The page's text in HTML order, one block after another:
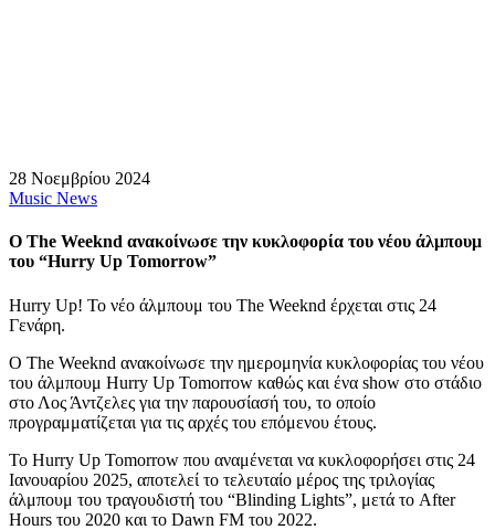
28 Νοεμβρίου 2024
Music News
Ο The Weeknd ανακοίνωσε την κυκλοφορία του νέου άλμπουμ
του “Hurry Up Tomorrow”
Hurry Up! To νέο άλμπουμ του The Weeknd έρχεται στις 24
Γενάρη.
O The Weeknd ανακοίνωσε την ημερομηνία κυκλοφορίας του νέου
του άλμπουμ Hurry Up Tomorrow καθώς και ένα show στο στάδιο
στο Λος Άντζελες για την παρουσίασή του, το οποίο
προγραμματίζεται για τις αρχές του επόμενου έτους.
Το Hurry Up Tomorrow που αναμένεται να κυκλοφορήσει στις 24
Ιανουαρίου 2025, αποτελεί το τελευταίο μέρος της τριλογίας
άλμπουμ του τραγουδιστή του “Blinding Lights”, μετά το After
Hours του 2020 και το Dawn FM του 2022.